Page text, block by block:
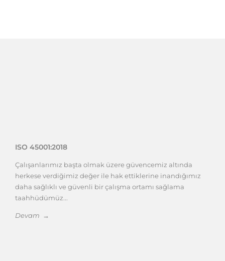
ISO 45001:2018
Çalışanlarımız başta olmak üzere güvencemiz altında
herkese verdiğimiz değer ile hak ettiklerine inandığımız
daha sağlıklı ve güvenli bir çalışma ortamı sağlama
taahhüdümüz...
Devam →